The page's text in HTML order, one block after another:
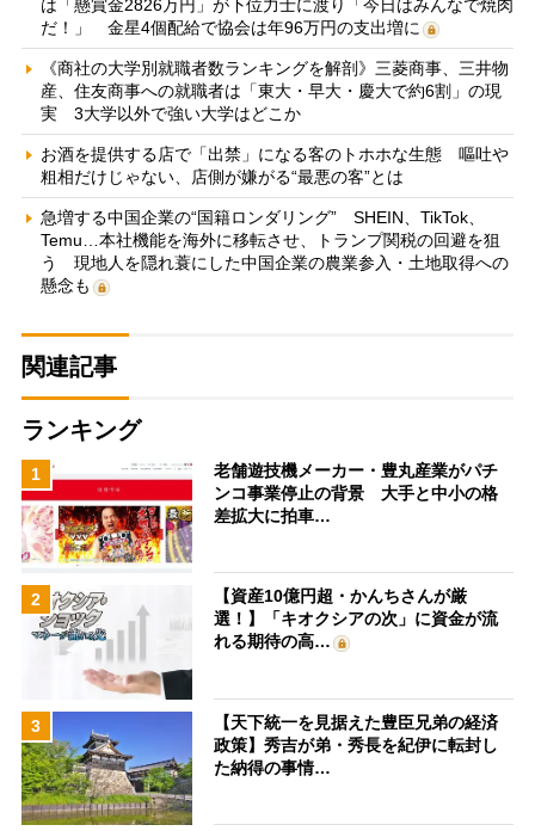
は「懸賞金2826万円」が下位力士に渡り「今日はみんなで焼肉
だ！」 金星4個配給で協会は年96万円の支出増に
《商社の大学別就職者数ランキングを解剖》三菱商事、三井物
産、住友商事への就職者は「東大・早大・慶大で約6割」の現
実 3大学以外で強い大学はどこか
お酒を提供する店で「出禁」になる客のトホホな生態 嘔吐や
粗相だけじゃない、店側が嫌がる“最悪の客”とは
急増する中国企業の“国籍ロンダリング” SHEIN、TikTok、
Temu…本社機能を海外に移転させ、トランプ関税の回避を狙
う 現地人を隠れ蓑にした中国企業の農業参入・土地取得への
懸念も
関連記事
ランキング
1
老舗遊技機メーカー・豊丸産業がパチ
ンコ事業停止の背景 大手と中小の格
差拡大に拍車…
2
【資産10億円超・かんちさんが厳
選！】「キオクシアの次」に資金が流
れる期待の高…
3
【天下統一を見据えた豊臣兄弟の経済
政策】秀吉が弟・秀長を紀伊に転封し
た納得の事情…